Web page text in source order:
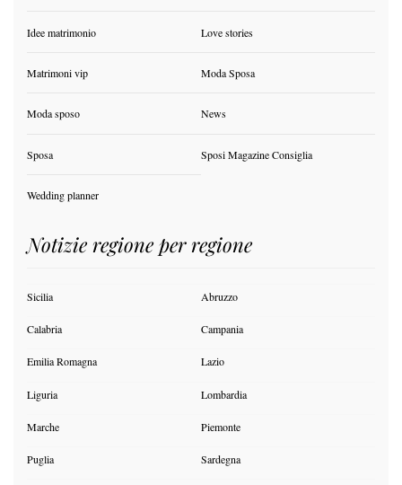
Idee matrimonio Love stories
Matrimoni vip Moda Sposa
Moda sposo News
Sposa Sposi Magazine Consiglia
Wedding planner
Notizie regione per regione
Sicilia Abruzzo
Calabria Campania
Emilia Romagna Lazio
Liguria Lombardia
Marche Piemonte
Puglia Sardegna